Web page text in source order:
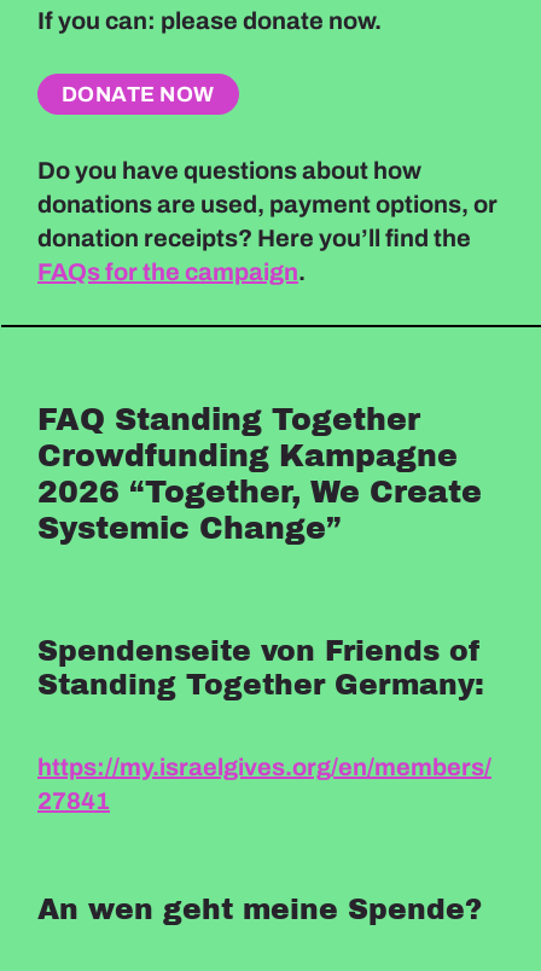
If you can: please donate now.
DONATE NOW
Do you have questions about how
donations are used, payment options, or
donation receipts? Here you’ll find the
FAQs for the campaign.
FAQ Standing Together
Crowdfunding Kampagne
2026 “Together, We Create
Systemic Change”
Spendenseite von Friends of
Standing Together Germany:
https://my.israelgives.org/en/members/
27841
An wen geht meine Spende?